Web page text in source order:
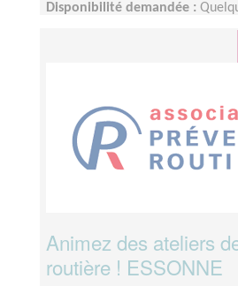
Disponibilité demandée :
Animez des ateliers
routière ! ESSONNE